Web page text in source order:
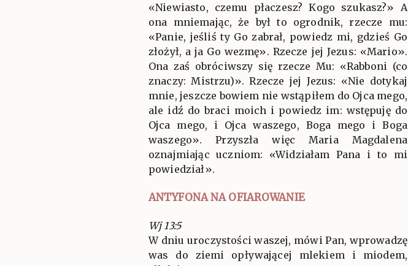
«Niewiasto, czemu płaczesz? Kogo szukasz?» A
ona mniemając, że był to ogrodnik, rzecze mu:
«Panie, jeśliś ty Go zabrał, powiedz mi, gdzieś Go
złożył, a ja Go wezmę». Rzecze jej Jezus: «Mario».
Ona zaś obróciwszy się rzecze Mu: «Rabboni (co
znaczy: Mistrzu)». Rzecze jej Jezus: «Nie dotykaj
mnie, jeszcze bowiem nie wstąpiłem do Ojca mego,
ale idź do braci moich i powiedz im: wstępuję do
Ojca mego, i Ojca waszego, Boga mego i Boga
waszego». Przyszła więc Maria Magdalena
oznajmiając uczniom: «Widziałam Pana i to mi
powiedział».
ANTYFONA NA OFIAROWANIE
Wj 13:5
W dniu uroczystości waszej, mówi Pan, wprowadzę
was do ziemi opływającej mlekiem i miodem,